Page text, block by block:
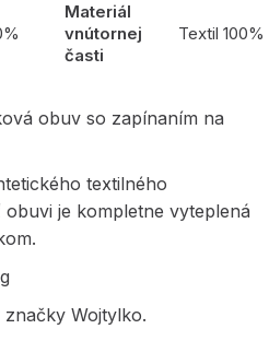
Materiál
vnútornej
časti
Textil 100%
obuv so zapínaním na
textilného
je kompletne vyteplená
Wojtylko.